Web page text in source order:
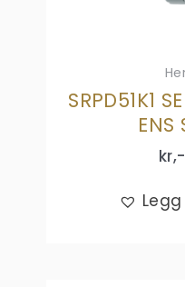
SRPD51K1
ENS
kr,-